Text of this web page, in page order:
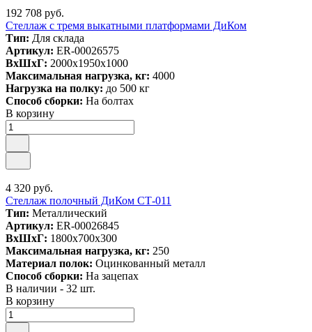
192 708 руб.
Стеллаж с тремя выкатными платформами ДиКом
Тип: Для склада
Артикул: ER-00026575
ВxШxГ: 2000x1950x1000
Максимальная нагрузка, кг: 4000
Нагрузка на полку: до 500 кг
Способ сборки: На болтах
В корзину
4 320 руб.
Стеллаж полочный ДиКом СТ-011
Тип: Металлический
Артикул: ER-00026845
ВxШxГ: 1800x700x300
Максимальная нагрузка, кг: 250
Материал полок: Оцинкованный металл
Способ сборки: На зацепах
В наличии - 32 шт.
В корзину